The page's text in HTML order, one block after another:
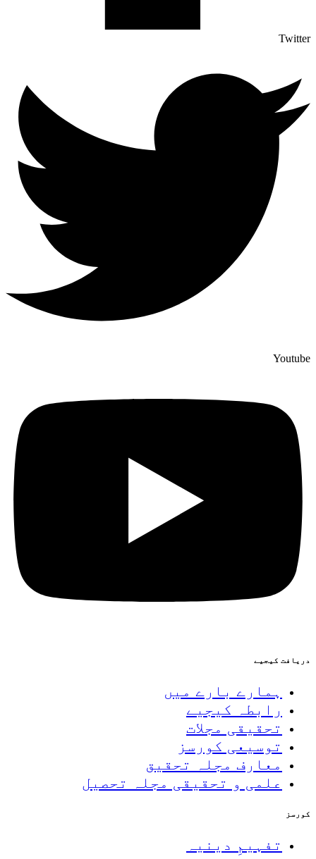
Twitter
Youtube
دریافت کیجیے
ہمارے بارے میں
رابطہ کیجیے
تحقیقی مجلات
توسیعی کورسز
معارف مجلہ تحقیق
علمی و تحقیقی مجلہ تحصیل
کورسز
تفہیمِ دینیہ